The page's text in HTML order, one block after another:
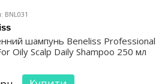
BNL031
шампунь Beneliss Professional
Oily Scalp Daily Shampoo 250 мл